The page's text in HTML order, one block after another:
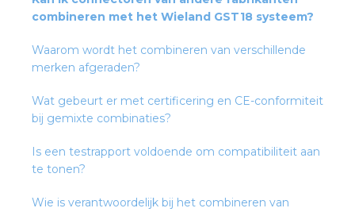
combineren met het Wieland GST18 systeem?
Waarom wordt het combineren van verschillende
merken afgeraden?
Wat gebeurt er met certificering en CE-conformiteit
bij gemixte combinaties?
Is een testrapport voldoende om compatibiliteit aan
te tonen?
Wie is verantwoordelijk bij het combineren van
waarde